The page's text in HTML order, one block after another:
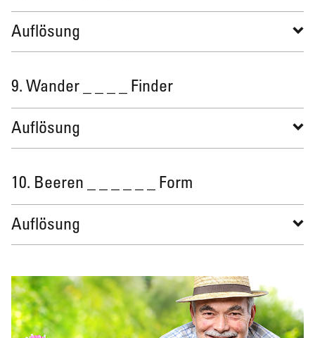
Auflösung
9. Wander _ _ _ _ Finder
Auflösung
10. Beeren _ _ _ _ _ _ Form
Auflösung